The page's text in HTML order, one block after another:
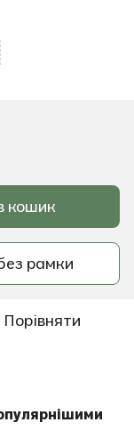
кошик
рамки
Порівняти